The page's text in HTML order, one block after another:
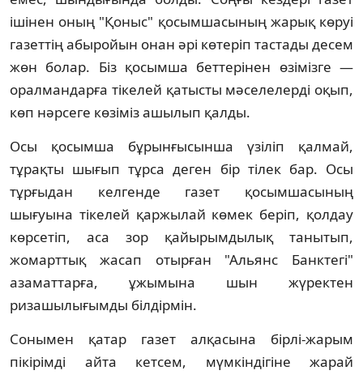
iшiнен оның "Қоныс" қосымшасының жарық көруi
газеттiң абыройын онан әрi көтерiп тастады десем
жөн болар. Бiз қосымша беттерiнен өзiмiзге —
оралмандарға тiкелей қатысты мәселелердi оқып,
көп нәрсеге көзiмiз ашылып қалды.
Осы қосымша бұрынғысынша үзiлiп қалмай,
тұрақты шығып тұрса деген бiр тiлек бар. Осы
тұрғыдан келгенде газет қосымшасының
шығуына тiкелей қаржылай көмек берiп, қолдау
көрсетiп, аса зор қайырымдылық танытып,
жомарттық жасап отырған "Альянс Банктегi"
азаматтарға, ұжымына шын жүректен
ризашылығымды бiлдiрмiн.
Сонымен қатар газет алқасына бiрлi-жарым
пiкiрiмдi айта кетсем, мүмкiндiгiне жарай